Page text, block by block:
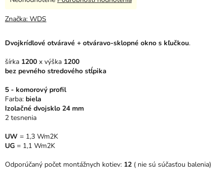
Dvojkrídlové otváravé + otváravo-sklopné okno s kľučkou.
šírka 1200 x výška 1200
bez pevného stredového stĺpika
5 - komorový profil
Farba: biela
Izolačné dvojsklo 24 mm
2 tesnenia
UW = 1,3 Wm2K
UG = 1,1 Wm2K
Odporúčaný počet montážnych kotiev: 12 ( nie sú súčasťou balenia)
produktu
z
hviezdičiek.
Značka: WDS